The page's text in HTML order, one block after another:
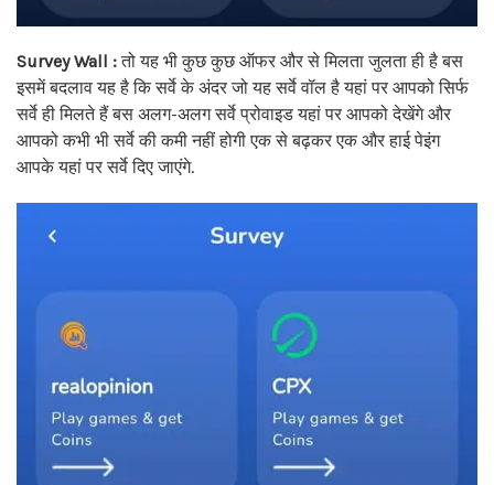
Survey Wall :तो यह भी कुछ कुछ ऑफर और से मिलता जुलता ही है बस
इसमें बदलाव यह है कि सर्वे के अंदर जो यह सर्वे वॉल है यहां पर आपको सिर्फ
सर्वे ही मिलते हैं बस अलग-अलग सर्वे प्रोवाइड यहां पर आपको देखेंगे और
आपको कभी भी सर्वे की कमी नहीं होगी एक से बढ़कर एक और हाई पेइंग
आपके यहां पर सर्वे दिए जाएंगे.